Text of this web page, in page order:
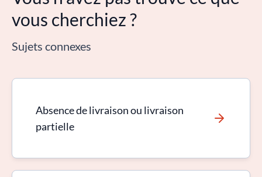
vous cherchiez ?
Sujets connexes
Absence de livraison ou livraison
partielle